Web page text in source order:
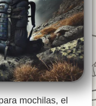
mochilas, el